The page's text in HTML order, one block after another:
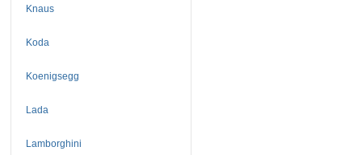
Knaus
Koda
Koenigsegg
Lada
Lamborghini